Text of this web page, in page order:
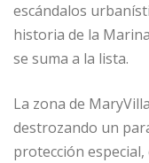
escándalos
historia de la
se suma a la lista.
La zona de
destrozando un
protección